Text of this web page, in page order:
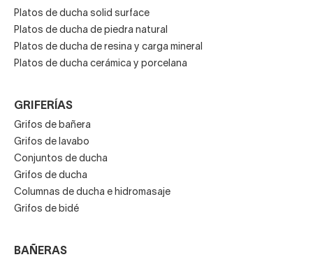
Platos de ducha solid surface
Platos de ducha de piedra natural
Platos de ducha de resina y carga mineral
Platos de ducha cerámica y porcelana
GRIFERÍAS
Grifos de bañera
Grifos de lavabo
Conjuntos de ducha
Grifos de ducha
Columnas de ducha e hidromasaje
Grifos de bidé
BAÑERAS